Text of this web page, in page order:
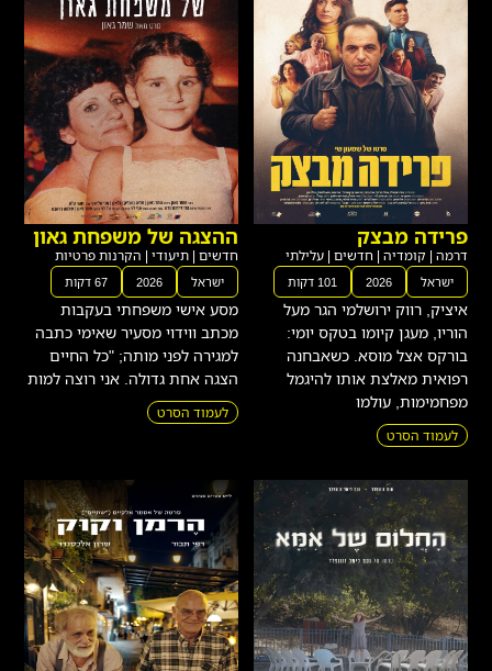
פרידה מבצק
דרמה | קומדיה | חדשים |עלילתי
ישראל 2026 101 דקות
איציק, רווק ירושלמי הגר מעל
הוריו, מעגן קיומו בטקס יומי:
בורקס אצל מוסא. כשאבחנה
רפואית מאלצת אותו להיגמל
מפחמימות, עולמו
לעמוד הסרט
ההצגה של משפחת גאון
חדשים | תיעודי | הקרנות פרטיות
ישראל 2026 67 דקות
מסע אישי משפחתי בעקבות
מכתב ווידוי מסעיר שאימי כתבה
למגירה לפני מותה; "כל החיים
הצגה אחת גדולה. אני רוצה למות
לעמוד הסרט